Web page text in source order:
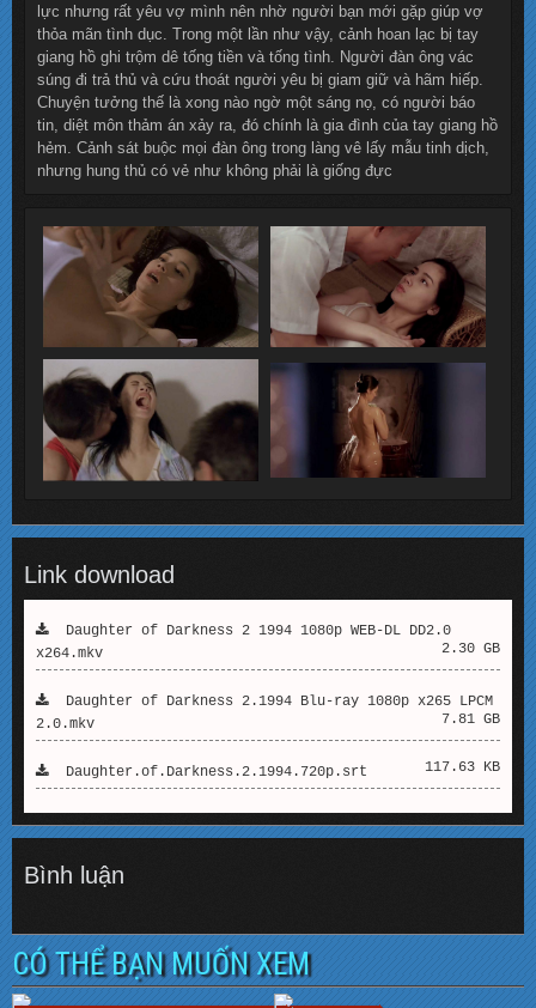
lực nhưng rất yêu vợ mình nên nhờ người bạn mới gặp giúp vợ
thỏa mãn tình dục. Trong một lần như vậy, cảnh hoan lạc bị tay
giang hồ ghi trộm dê tống tiền và tống tình. Người đàn ông vác
súng đi trả thủ và cứu thoát người yêu bị giam giữ và hãm hiếp.
Chuyện tưởng thế là xong nào ngờ một sáng nọ, có người báo
tin, diệt môn thảm án xảy ra, đó chính là gia đình của tay giang hồ
hẻm. Cảnh sát buộc mọi đàn ông trong làng vê lấy mẫu tinh dịch,
nhưng hung thủ có vẻ như không phải là giống đực
Link download
Daughter of Darkness 2 1994 1080p WEB-DL DD2.0
x264.mkv
2.30 GB
Daughter of Darkness 2.1994 Blu-ray 1080p x265 LPCM
2.0.mkv
7.81 GB
Daughter.of.Darkness.2.1994.720p.srt 117.63 KB
Bình luận
CÓ THỂ BẠN MUỐN XEM